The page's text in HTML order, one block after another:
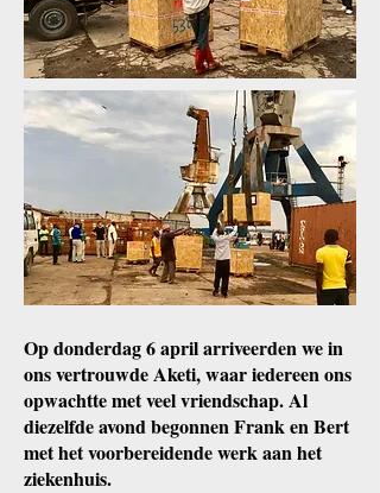
Op donderdag 6 april arriveerden we in
ons vertrouwde Aketi, waar iedereen ons
opwachtte met veel vriendschap. Al
diezelfde avond begonnen Frank en Bert
met het voorbereidende werk aan het
ziekenhuis.